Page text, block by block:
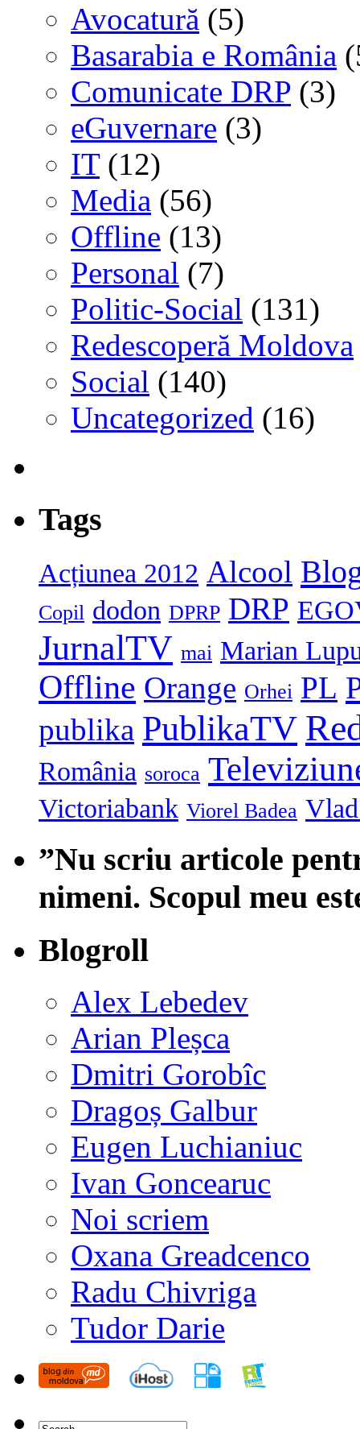
Avocatură (5)
Basarabia e România
Comunicate DRP (3)
eGuvernare (3)
IT(12)
Media (56)
Offline (13)
Personal (7)
Politic-Social (131)
Redescoperă Moldova
Social (140)
Uncategorized (16)
Tags
Acțiunea 2012 Alcool
Copil dodon DPRP DRP
JurnalTV mai Marian
Offline Orange Orhei PL
publika PublikaTV
România soroca
Victoriabank Viorel Badea
”Nu scriu articole
nimeni. Scopul meu
Blogroll
Alex Lebedev
Arian Pleșca
Dmitri Gorobîc
Dragoș Galbur
Eugen Luchianiuc
Ivan Goncearuc
Noi scriem
Oxana Greadcenco
Radu Chivriga
Tudor Darie